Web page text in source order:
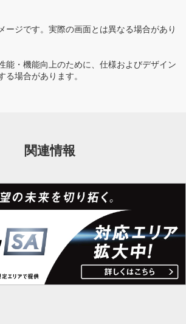
ージです。実際の画面とは異なる場合があり
能・機能向上のために、仕様およびデザイン
る場合があります。
関連情報